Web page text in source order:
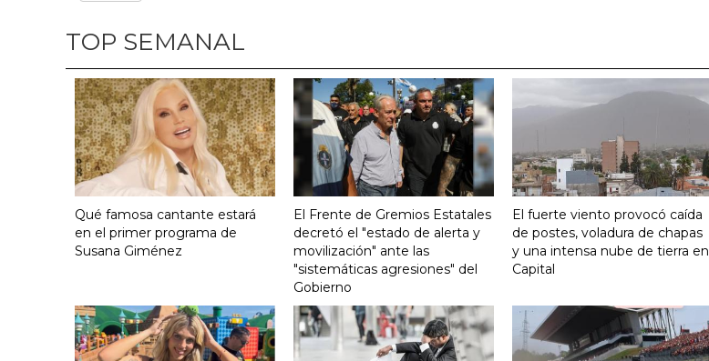
TOP SEMANAL
Qué famosa cantante estará
en el primer programa de
Susana Giménez
El Frente de Gremios Estatales
decretó el "estado de alerta y
movilización" ante las
"sistemáticas agresiones" del
Gobierno
El fuerte viento provocó caída
de postes, voladura de chapas
y una intensa nube de tierra en
Capital